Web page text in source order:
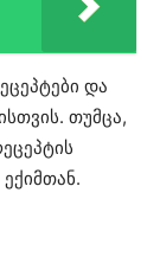
და
თუმცა,